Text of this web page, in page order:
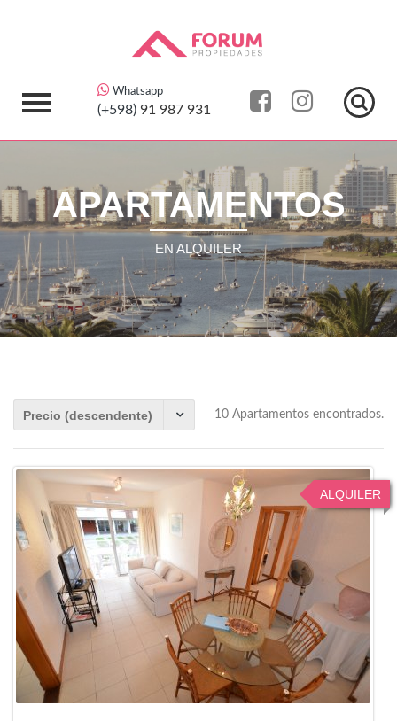
Whatsapp
(+598) 91 987 931
APARTAMENTOS
EN ALQUILER
Precio (descendente) 10 Apartamentos encontrados.
ALQUILER